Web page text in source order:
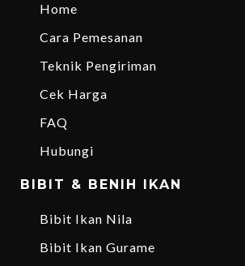
Home
Cara Pemesanan
Teknik Pengiriman
Cek Harga
FAQ
Hubungi
BIBIT & BENIH IKAN
Bibit Ikan Nila
Bibit Ikan Gurame